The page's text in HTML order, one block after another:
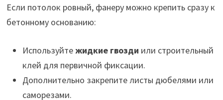
Если потолок ровный, фанеру можно крепить сразу к
бетонному основанию:
Используйтежидкие гвозди или строительный
клей для первичной фиксации.
Дополнительно закрепите листы дюбелями или
саморезами.